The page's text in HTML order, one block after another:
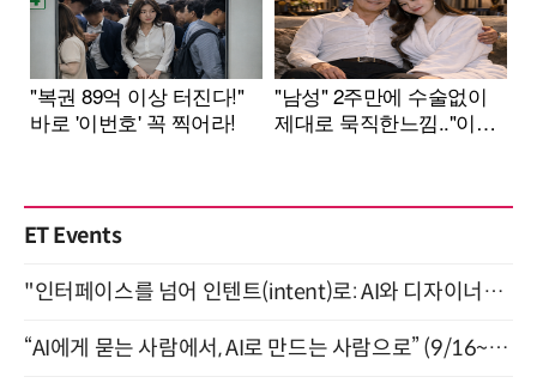
ET Events
"인터페이스를 넘어 인텐트(intent)로: AI와 디자이너가 함께 만드는 공존의 UX" 강남역 (9/2)
“AI에게 묻는 사람에서, AI로 만드는 사람으로” (9/16~17)